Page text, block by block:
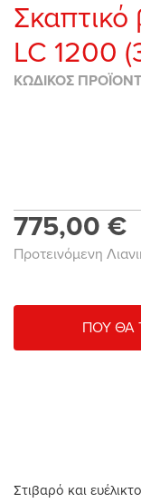
Σκαπτικό
LC 1200
ΚΩΔΙΚΟΣ
775,00 €
Προτεινόμενη
ΠΟΥ ΘΑ
Στιβαρό και